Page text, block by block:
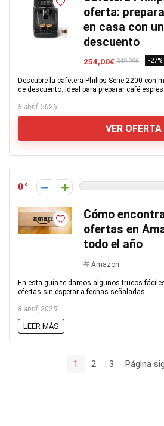
oferta:
en casa con
descuento
254,00€ 349,99€ -27%
Descubre la cafetera Philips Serie 2200 con
de descuento. Ideal para preparar café
8 abril, 2025
VER OFERTA
0
Cómo
ofertas en
todo el año
Amazon
En esta guía te damos algunos trucos
ofertas sin esperar a fechas señaladas.
8 abril, 2025
LEER MÁS
1 2 3 Página